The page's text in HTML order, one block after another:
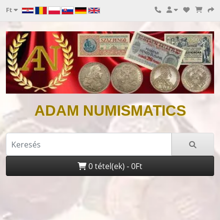
Ft
ADAM NUMISMATICS
0 tétel(ek) - 0Ft